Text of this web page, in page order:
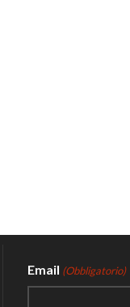
Email (Obbligatorio)